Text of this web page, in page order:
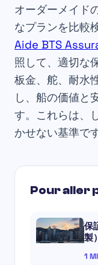
オーダーメイド
なプランを比較
Aide BTS
照して、適切な
板金、舵、耐水
し、船の価値と
す。これらは、
かせない基準です
Pour aller
保
製）
1